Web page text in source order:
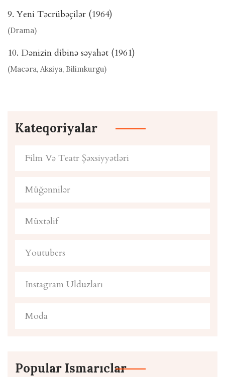
9. Yeni Təcrübəçilər (1964)
(Drama)
10. Dənizin dibinə səyahət (1961)
(Macəra, Aksiya, Bilimkurgu)
Kateqoriyalar
Film Və Teatr Şəxsiyyətləri
Müğənnilər
Müxtəlif
Youtubers
Instagram Ulduzları
Moda
Popular Ismarıclar